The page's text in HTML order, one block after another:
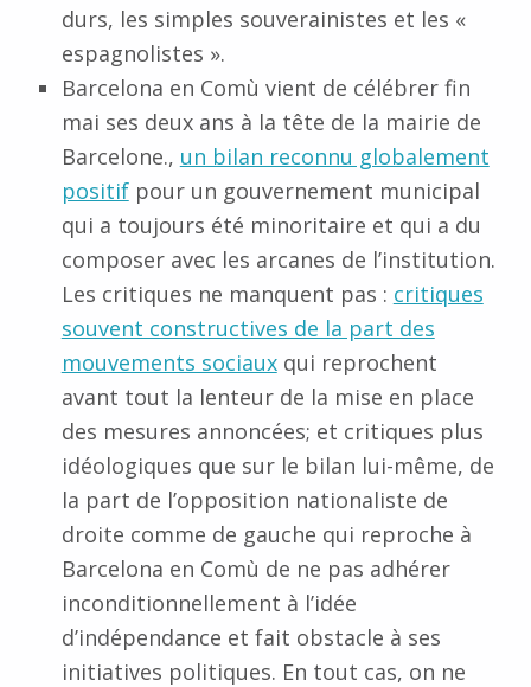
durs, les simples souverainistes et les «
espagnolistes ».
Barcelona en Comù vient de célébrer fin
mai ses deux ans à la tête de la mairie de
Barcelone., un bilan reconnu globalement
positifpour un gouvernement municipal
qui a toujours été minoritaire et qui a du
composer avec les arcanes de l’institution.
Les critiques ne manquent pas : critiques
souvent constructives de la part des
mouvements sociauxqui reprochent
avant tout la lenteur de la mise en place
des mesures annoncées; et critiques plus
idéologiques que sur le bilan lui-même, de
la part de l’opposition nationaliste de
droite comme de gauche qui reproche à
Barcelona en Comù de ne pas adhérer
inconditionnellement à l’idée
d’indépendance et fait obstacle à ses
initiatives politiques. En tout cas, on ne